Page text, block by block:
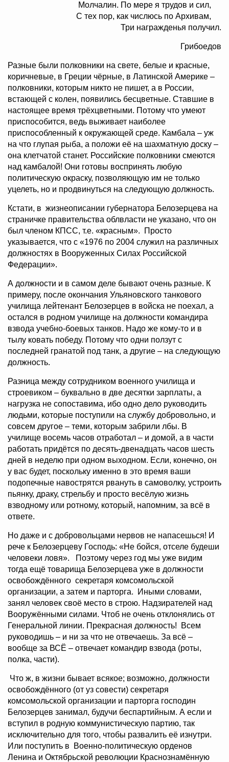
Молчалин. По мере я трудов и сил,
С тех пор, как числюсь по Архивам,
Три награжденья получил.
Грибоедов
Разные были полковники на свете, белые и красные,
коричневые, в Греции чёрные, в Латинской Америке –
полковники, которым никто не пишет, а в России,
встающей с колен, появились бесцветные. Ставшие в
настоящее время трёхцветными. Потому что умеют
приспособится, ведь выживает наиболее
приспособленный к окружающей среде. Камбала – уж
на что глупая рыба, а положи её на шахматную доску –
она клетчатой станет. Российские полковники смеются
над камбалой! Они готовы воспринять любую
политическую окраску, позволяющую им не только
уцелеть, но и продвинуться на следующую должность.
Кстати, в жизнеописании губернатора Белозерцева на
страничке правительства облвласти не указано, что он
был членом КПСС, т.е. «красным». Просто
указывается, что с «1976 по 2004 служил на различных
должностях в Вооруженных Силах Российской
Федерации».
А должности и в самом деле бывают очень разные. К
примеру, после окончания Ульяновского танкового
училища лейтенант Белозерцев в войска не поехал, а
остался в родном училище на должности командира
взвода учебно-боевых танков. Надо же кому-то и в
тылу ковать победу. Потому что одни ползут с
последней гранатой под танк, а другие – на следующую
должность.
Разница между сотрудником военного училища и
строевиком – буквально в две десятки зарплаты, а
нагрузка не сопоставима, ибо одно дело руководить
людьми, которые поступили на службу добровольно, и
совсем другое – теми, которым забрили лбы. В
училище восемь часов отработал – и домой, а в части
работать придётся по десять-двенадцать часов шесть
дней в неделю при одном выходном. Если, конечно, он
у вас будет, поскольку именно в это время ваши
подопечные навострятся рвануть в самоволку, устроить
пьянку, драку, стрельбу и просто весёлую жизнь
взводному или ротному, который, напомним, за всё в
ответе.
Но даже и с добровольцами нервов не напасешься! И
рече к Белозерцеву Господь: «Не бойся, отселе будеши
человеки ловя». Поэтому через год мы уже видим
тогда ещё товарища Белозерцева уже в должности
освобождённого секретаря комсомольской
организации, а затем и парторга. Иными словами,
занял человек своё место в строю. Надзирателей над
Вооружёнными силами. Чтоб не очень отклонялись от
Генеральной линии. Прекрасная должность! Всем
руководишь – и ни за что не отвечаешь. За всё –
вообще за ВСЁ – отвечает командир взвода (роты,
полка, части).
Что ж, в жизни бывает всякое; возможно, должности
освобождённого (от уз совести) секретаря
комсомольской организации и парторга господин
Белозерцев занимал, будучи беспартийным. А если и
вступил в родную коммунистическую партию, так
исключительно для того, чтобы развалить её изнутри.
Или поступить в Военно-политическую орденов
Ленина и Октябрьской революции Краснознамённую